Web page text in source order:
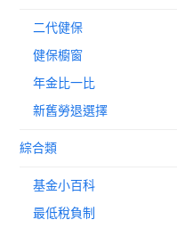
二代健保
健保櫥窗
年金比一比
新舊勞退選擇
綜合類
基金小百科
最低稅負制